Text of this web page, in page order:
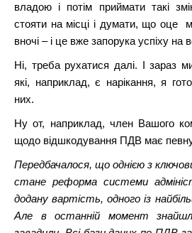
владою і потім приймати такі
стояти на місці і думати, що оце
вночі – і це вже запорука успіху на
Ні, треба рухатися далі. І зараз
які, наприклад, є нарікання, я
них.
Ну от, наприклад, член Вашого
щодо відшкодування ПДВ має
Передбачалося, що однією з
стане реформа системи
додану вартість, одного із
Але в останній момент